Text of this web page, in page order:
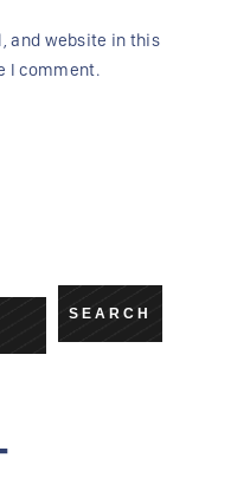
and website in this
I comment.
SEARCH